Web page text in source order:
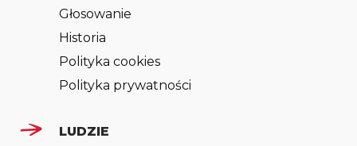
Głosowanie
Historia
Polityka cookies
Polityka prywatności
LUDZIE